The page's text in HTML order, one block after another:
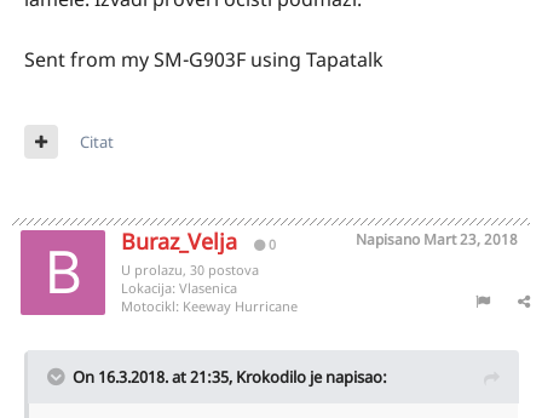
Sent from my SM-G903F using Tapatalk
Citat
Buraz_Velja 0 Napisano Mart 23, 2018
U prolazu, 30 postova
Lokacija: Vlasenica
Motocikl: Keeway Hurricane
On 16.3.2018. at 21:35, Krokodilo je napisao: